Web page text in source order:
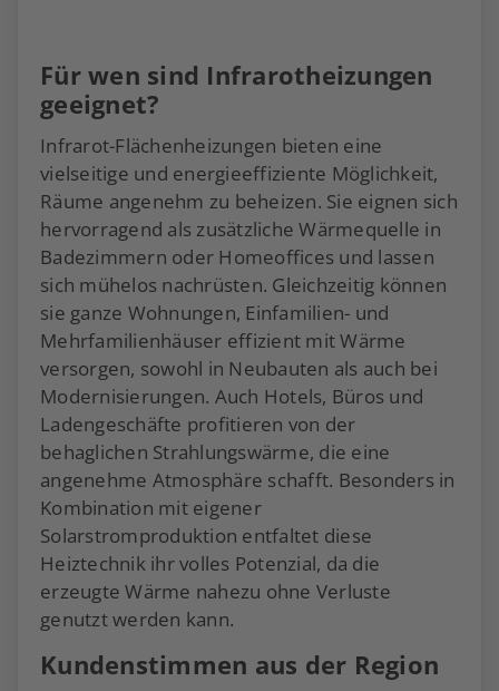
Für wen sind Infrarotheizungen
geeignet?
Infrarot-Flächenheizungen bieten eine
vielseitige und energieeffiziente Möglichkeit,
Räume angenehm zu beheizen. Sie eignen sich
hervorragend als zusätzliche Wärmequelle in
Badezimmern oder Homeoffices und lassen
sich mühelos nachrüsten. Gleichzeitig können
sie ganze Wohnungen, Einfamilien- und
Mehrfamilienhäuser effizient mit Wärme
versorgen, sowohl in Neubauten als auch bei
Modernisierungen. Auch Hotels, Büros und
Ladengeschäfte profitieren von der
behaglichen Strahlungswärme, die eine
angenehme Atmosphäre schafft. Besonders in
Kombination mit eigener
Solarstromproduktion entfaltet diese
Heiztechnik ihr volles Potenzial, da die
erzeugte Wärme nahezu ohne Verluste
genutzt werden kann.
Kundenstimmen aus der Region